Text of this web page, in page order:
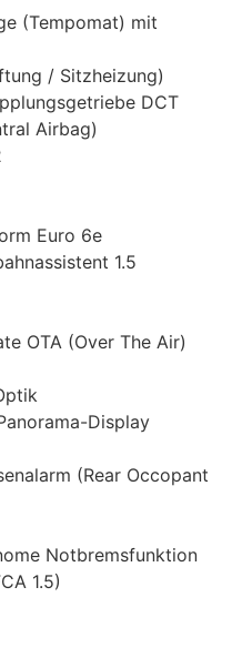
(Tempomat) mit
/ Sitzheizung)
DCT
Airbag)
Euro 6e
1.5
OTA (Over The Air)
Display
(Rear Occopant
Notbremsfunktion
1.5)